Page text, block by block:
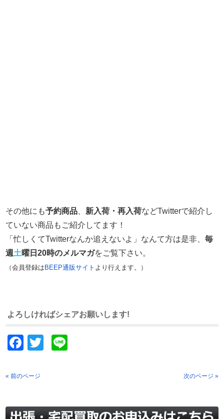
その他にも予約商品 新入荷・再入荷などTwitterで紹介し
ていない商品もご紹介してます！
「忙しくてTwitterなんか追えないよ」なんて方は是非、毎
週 土曜日20時のメルマガをご覧下さい。
（会員登録は BEEP通販サイト より行えます。）
よろしければシェアお願いします!
Facebook
Twitter
« 前のページ 次のページ »